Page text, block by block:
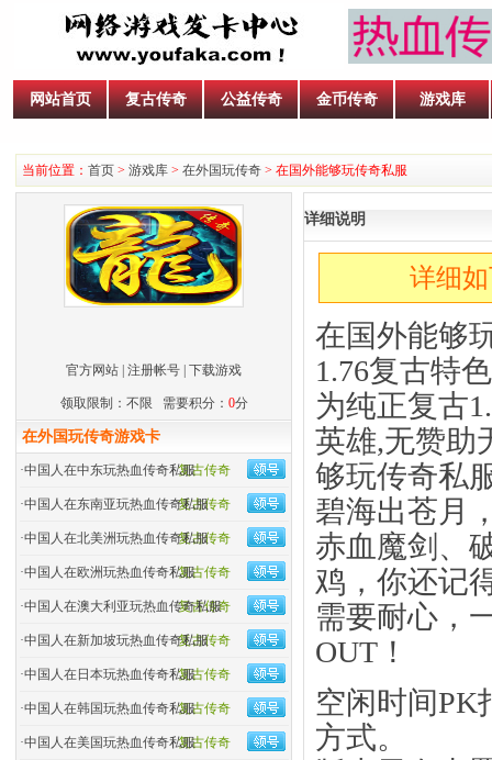
网站首页 复古传奇 公益传奇 金币传奇 游戏库
当前位置： 首页 > 游戏库 > 在外国玩传奇 > 在国外能够玩传奇私服
官方网站 注册帐号 下载游戏
领取限制：不限 需要积分： 0分
在外国玩传奇游戏卡
复古传奇
·中国人在中东玩热血传奇私服
复古传奇
·中国人在东南亚玩热血传奇私服
复古传奇
·中国人在北美洲玩热血传奇私服
复古传奇
·中国人在欧洲玩热血传奇私服
复古传奇
·中国人在澳大利亚玩热血传奇私服
复古传奇
·中国人在新加坡玩热血传奇私服
复古传奇
·中国人在日本玩热血传奇私服
复古传奇
·中国人在韩国玩热血传奇私服
复古传奇
·中国人在美国玩热血传奇私服
详细说明
详细
在国外能够
1.76复古特
为纯正复古
英雄,无赞助
够玩传奇私
碧海出苍月
赤血魔剑、
鸡，你还记
需要耐心，
OUT！
空闲时间PK
方式。